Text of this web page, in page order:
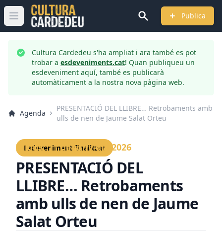
Obrir menú principal Publica
Cultura Cardedeu s'ha ampliat i ara també es pot
trobar a esdeveniments.cat! Quan publiqueu un
esdeveniment aquí, també es publicarà
automàticament a la nostra nova pàgina web.
Agenda
PRESENTACIÓ DEL LLIBRE… Retrobaments amb
ulls de nen de Jaume Salat Orteu
Esdeveniment finalitzat
Dijous, 11 de juny del 2026
PRESENTACIÓ DEL
LLIBRE… Retrobaments
amb ulls de nen de Jaume
Salat Orteu